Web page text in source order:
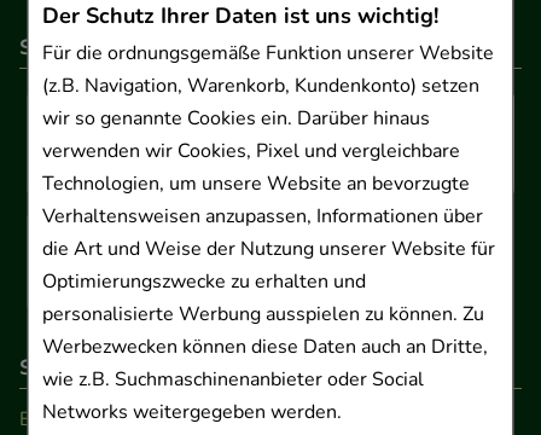
Der Schutz Ihrer Daten ist uns wichtig!
Für die ordnungsgemäße Funktion unserer Website
(z.B. Navigation, Warenkorb, Kundenkonto) setzen
wir so genannte Cookies ein. Darüber hinaus
verwenden wir Cookies, Pixel und vergleichbare
Technologien, um unsere Website an bevorzugte
Verhaltensweisen anzupassen, Informationen über
die Art und Weise der Nutzung unserer Website für
Optimierungszwecke zu erhalten und
personalisierte Werbung ausspielen zu können. Zu
Werbezwecken können diese Daten auch an Dritte,
wie z.B. Suchmaschinenanbieter oder Social
Networks weitergegeben werden.
So können Sie bezahlen
So erreichen Sie uns
Beratung und Kundenservice: